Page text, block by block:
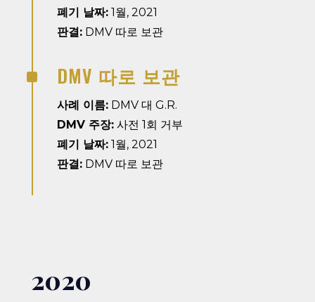
폐기 날짜:1월, 2021
판결:DMV 따로 보관
^ DMV 따로 보관
사례 이름:DMV 대 G.R.
DMV 주장:사전 1회 거부
폐기 날짜:1월, 2021
판결:DMV 따로 보관
2020